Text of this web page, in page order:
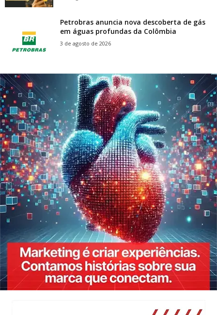
Petrobras anuncia nova descoberta de gás
em águas profundas da Colômbia
3 de agosto de 2026